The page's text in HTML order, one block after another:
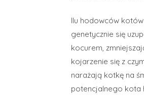
Ilu hodowców
genetycznie się
kocurem,
kojarzenie się z
narażają kotkę na
potencjalnego kota